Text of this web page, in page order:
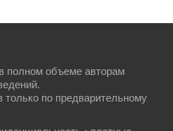
полном объеме авторам
только по предварительному